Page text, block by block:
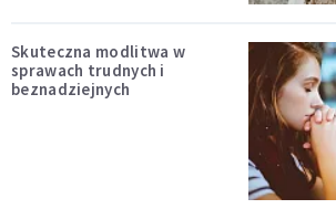
Skuteczna modlitwa w
sprawach trudnych i
beznadziejnych